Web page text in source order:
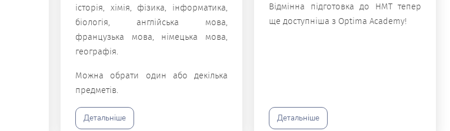
історія, хімія, фізика, інформатика,
біологія, англійська мова,
французька мова, німецька мова,
географія.
Можна обрати один або декілька
предметів.
Детальніше
Відмінна підготовка до НМТ тепер
ще доступніша з Optima Academy!
Детальніше